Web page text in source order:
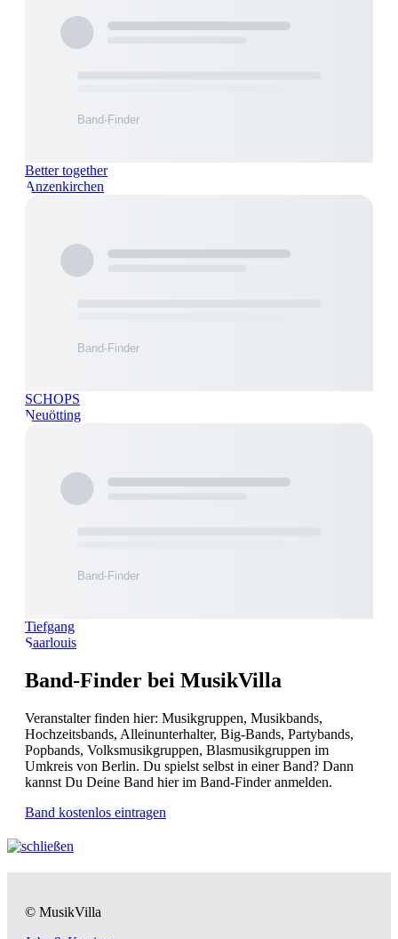
Better together
Anzenkirchen
SCHOPS
Neuötting
Tiefgang
Saarlouis
Band-Finder bei MusikVilla
Veranstalter finden hier: Musikgruppen, Musikbands,
Hochzeitsbands, Alleinunterhalter, Big-Bands, Partybands,
Popbands, Volksmusikgruppen, Blasmusikgruppen im
Umkreis von Berlin. Du spielst selbst in einer Band? Dann
kannst Du Deine Band hier im Band-Finder anmelden.
Band kostenlos eintragen
© MusikVilla